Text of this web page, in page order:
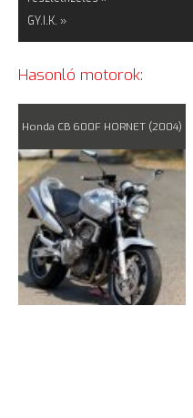
GY.I.K. »
Hasonló motorok:
Honda CB 600F HORNET (2004)